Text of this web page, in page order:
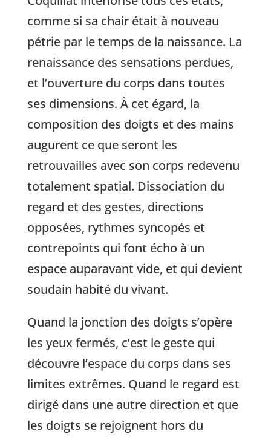
comme si sa chair était à nouveau
pétrie par le temps de la naissance. La
renaissance des sensations perdues,
et l’ouverture du corps dans toutes
ses dimensions. À cet égard, la
composition des doigts et des mains
augurent ce que seront les
retrouvailles avec son corps redevenu
totalement spatial. Dissociation du
regard et des gestes, directions
opposées, rythmes syncopés et
contrepoints qui font écho à un
espace auparavant vide, et qui devient
soudain habité du vivant.
Quand la jonction des doigts s’opère
les yeux fermés, c’est le geste qui
découvre l’espace du corps dans ses
limites extrêmes. Quand le regard est
dirigé dans une autre direction et que
les doigts se rejoignent hors du